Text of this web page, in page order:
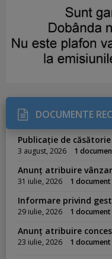
DOCUMENTE
Publicație de
3 august, 2026 1
Anunț atribuire
31 iulie, 2026 1 document
Informare privind
29 iulie, 2026 1 document
Anunț atribuire
23 iulie, 2026 1 document